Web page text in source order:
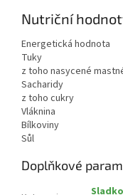
Nutriční
Energetická hodnota
Tuky
z toho nasycené
Sacharidy
z toho cukry
Vláknina
Bílkoviny
Sůl
Doplňkové